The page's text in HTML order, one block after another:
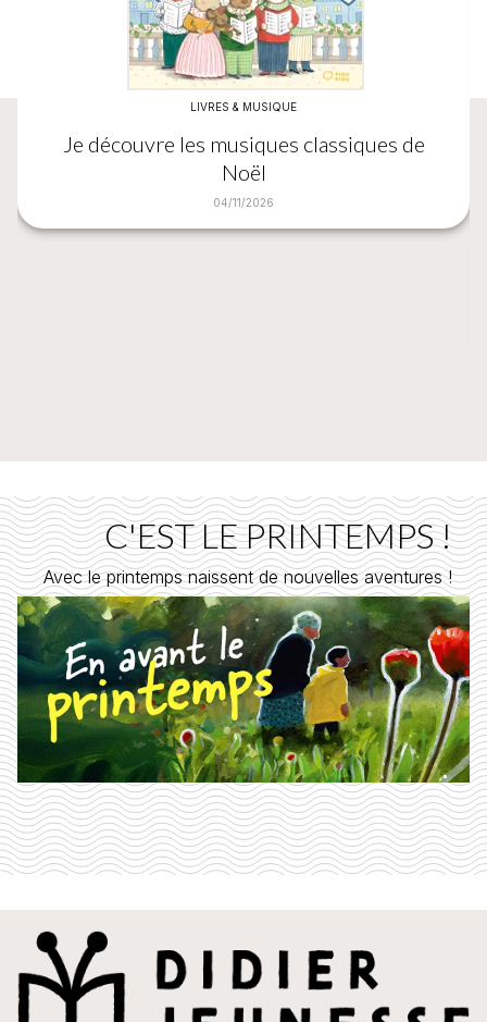
LIVRES & MUSIQUE
Je découvre les musiques classiques de
Noël
04/11/2026
C'EST LE PRINTEMPS !
Avec le printemps naissent de nouvelles aventures !